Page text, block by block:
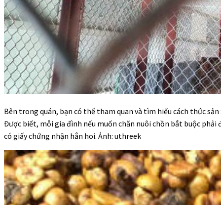
Bên trong quán, bạn có thể tham quan và tìm hiểu cách thức
Được biết, mỗi gia đình nếu muốn chăn nuôi chồn bắt buộc phải
có giấy chứng nhận hẳn hoi. Ảnh: uthreek